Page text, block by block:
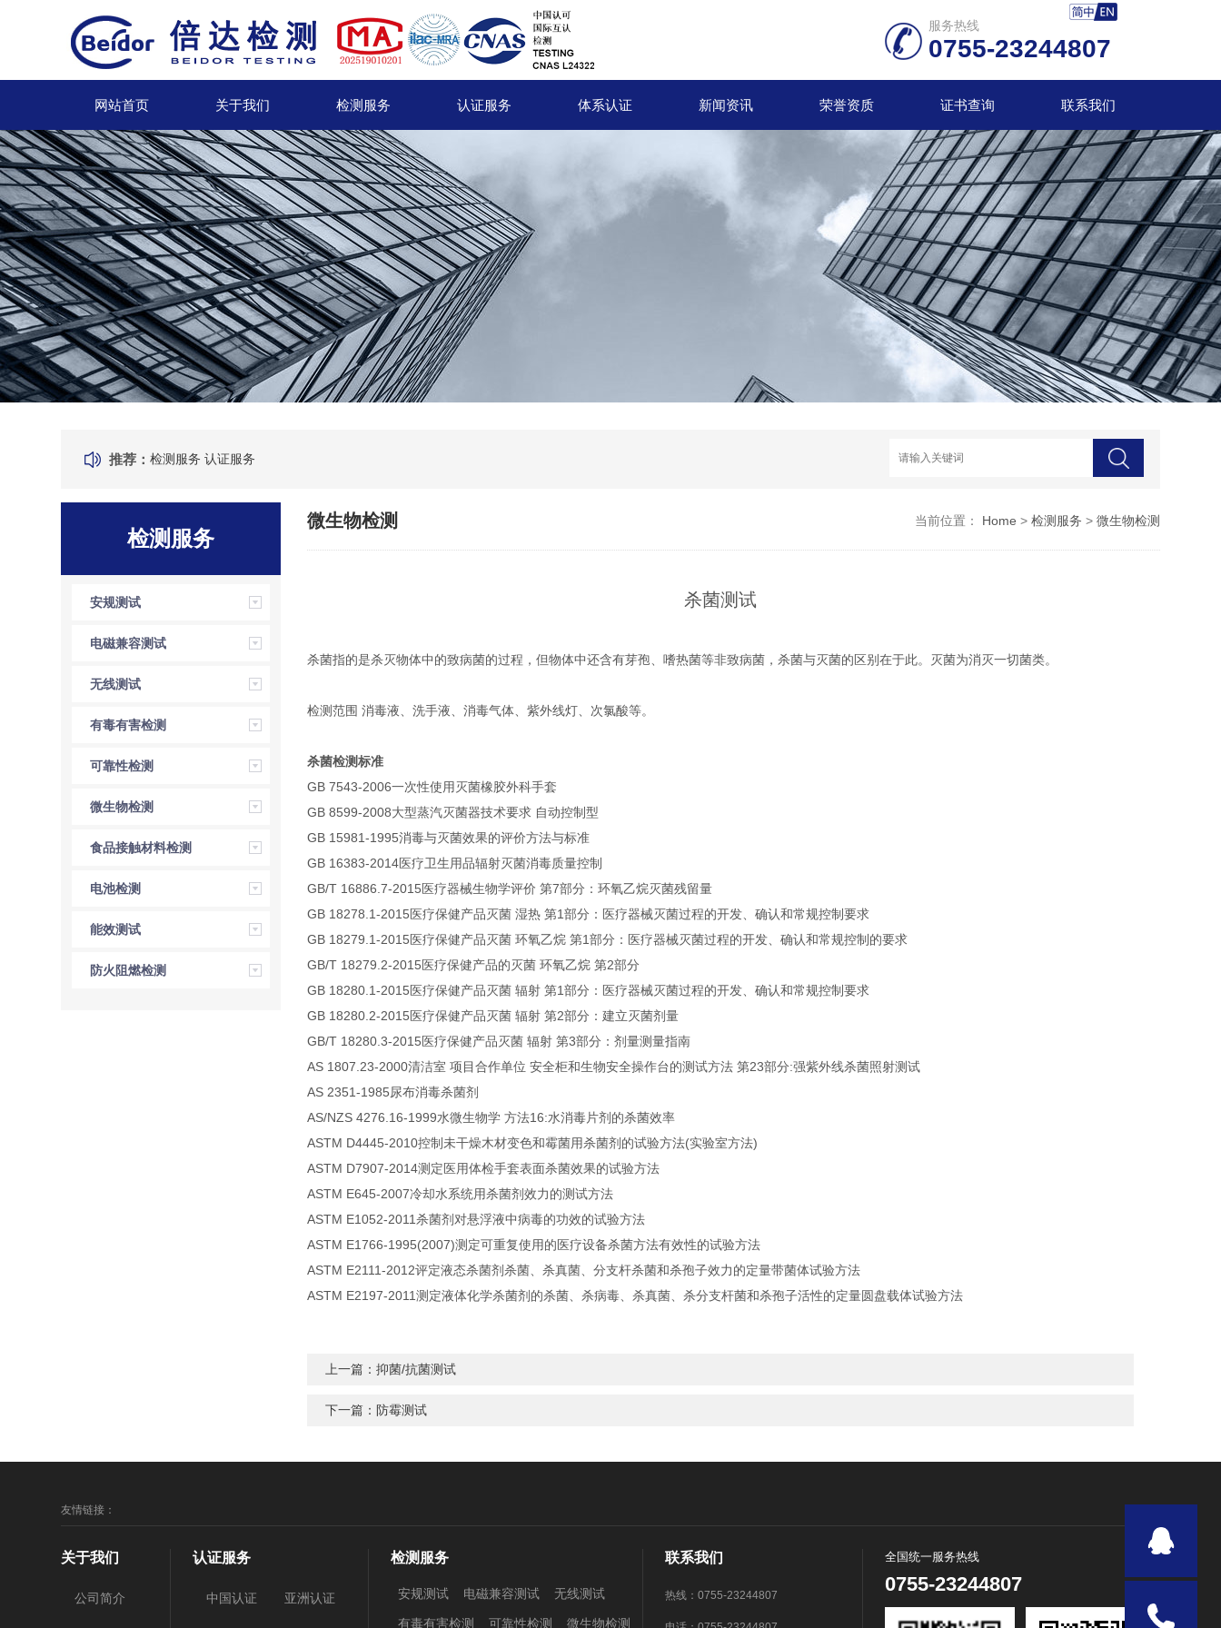
服务热线
0755-23244807
网站首页 关于我们 检测服务 认证服务 体系认证 新闻资讯 荣誉资质 证书查询 联系我们
推荐：检测服务 认证服务
检测服务
安规测试
电磁兼容测试
无线测试
有毒有害检测
可靠性检测
微生物检测
食品接触材料检测
电池检测
能效测试
防火阻燃检测
微生物检测 当前位置： Home > 检测服务 > 微生物检测
杀菌测试
杀菌指的是杀灭物体中的致病菌的过程，但物体中还含有芽孢、嗜热菌等非致病菌，杀菌与灭菌的区别在于此。灭菌为消灭一切菌类。
检测范围 消毒液、洗手液、消毒气体、紫外线灯、次氯酸等。
杀菌检测标准
GB 7543-2006一次性使用灭菌橡胶外科手套
GB 8599-2008大型蒸汽灭菌器技术要求 自动控制型
GB 15981-1995消毒与灭菌效果的评价方法与标准
GB 16383-2014医疗卫生用品辐射灭菌消毒质量控制
GB/T 16886.7-2015医疗器械生物学评价 第7部分：环氧乙烷灭菌残留量
GB 18278.1-2015医疗保健产品灭菌 湿热 第1部分：医疗器械灭菌过程的开发、确认和常规控制要求
GB 18279.1-2015医疗保健产品灭菌 环氧乙烷 第1部分：医疗器械灭菌过程的开发、确认和常规控制的要求
GB/T 18279.2-2015医疗保健产品的灭菌 环氧乙烷 第2部分
GB 18280.1-2015医疗保健产品灭菌 辐射 第1部分：医疗器械灭菌过程的开发、确认和常规控制要求
GB 18280.2-2015医疗保健产品灭菌 辐射 第2部分：建立灭菌剂量
GB/T 18280.3-2015医疗保健产品灭菌 辐射 第3部分：剂量测量指南
AS 1807.23-2000清洁室 项目合作单位 安全柜和生物安全操作台的测试方法 第23部分:强紫外线杀菌照射测试
AS 2351-1985尿布消毒杀菌剂
AS/NZS 4276.16-1999水微生物学 方法16:水消毒片剂的杀菌效率
ASTM D4445-2010控制未干燥木材变色和霉菌用杀菌剂的试验方法(实验室方法)
ASTM D7907-2014测定医用体检手套表面杀菌效果的试验方法
ASTM E645-2007冷却水系统用杀菌剂效力的测试方法
ASTM E1052-2011杀菌剂对悬浮液中病毒的功效的试验方法
ASTM E1766-1995(2007)测定可重复使用的医疗设备杀菌方法有效性的试验方法
ASTM E2111-2012评定液态杀菌剂杀菌、杀真菌、分支杆杀菌和杀孢子效力的定量带菌体试验方法
ASTM E2197-2011测定液体化学杀菌剂的杀菌、杀病毒、杀真菌、杀分支杆菌和杀孢子活性的定量圆盘载体试验方法
上一篇：抑菌/抗菌测试
下一篇：防霉测试
友情链接：
关于我们
公司简介
认证服务
中国认证 亚洲认证
检测服务
安规测试 电磁兼容测试 无线测试
有毒有害检测 可靠性检测 微生物检测
联系我们
热线：0755-23244807
全国统一服务热线
0755-23244807